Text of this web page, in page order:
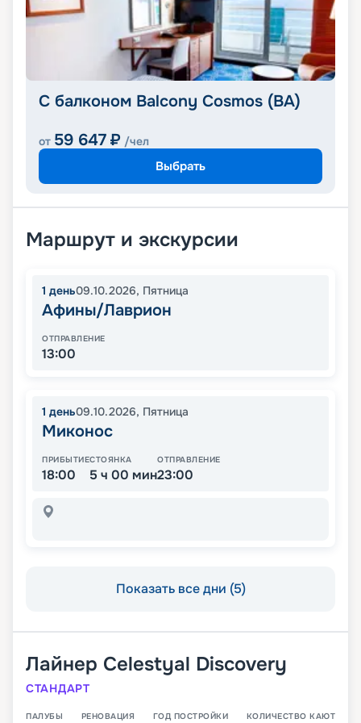
С балконом Balcony Cosmos (BA)
от 59 647 ₽ /чел
Выбрать
Маршрут и экскурсии
1 день09.10.2026, Пятница
Афины/Лаврион
ОТПРАВЛЕНИЕ
13:00
1 день09.10.2026, Пятница
Миконос
ПРИБЫТИЕ
18:00
СТОЯНКА
5 ч 00 мин
ОТПРАВЛЕНИЕ
23:00
Показать все дни (5)
Лайнер Celestyal Discovery
СТАНДАРТ
ПАЛУБЫ РЕНОВАЦИЯ ГОД ПОСТРОЙКИ КОЛИЧЕСТВО КАЮТ